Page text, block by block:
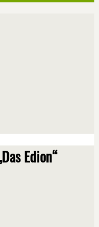
Edion“